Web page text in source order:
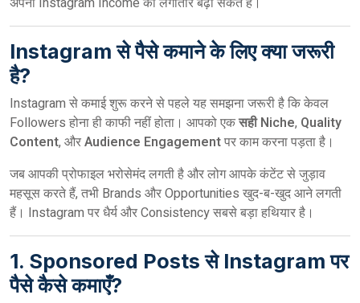
Instagram से पैसे कमाने के लिए क्या जरूरी
है?
Instagram से कमाई शुरू करने से पहले यह समझना जरूरी है कि केवल
Followers होना ही काफी नहीं होता। आपको एकसही Niche, Quality
Content, औरAudience Engagementपर काम करना पड़ता है।
जब आपकी प्रोफाइल भरोसेमंद लगती है और लोग आपके कंटेंट से जुड़ाव
महसूस करते हैं, तभी Brands और Opportunities खुद-ब-खुद आने लगती
हैं। Instagram पर धैर्य और Consistency सबसे बड़ा हथियार है।
1. Sponsored Posts से Instagram पर
पैसे कैसे कमाएँ?